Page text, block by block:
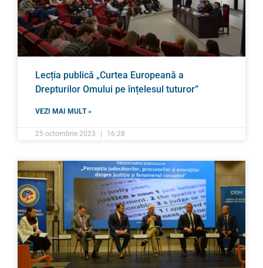
Lecția publică „Curtea Europeană a
Drepturilor Omului pe înțelesul tuturor”
VEZI MAI MULT »
25 octombrie 2023 16:28